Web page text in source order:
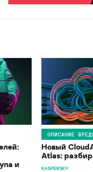
и
ОПИСАНИЕ
Новый
Atlas:
KASPERSKY